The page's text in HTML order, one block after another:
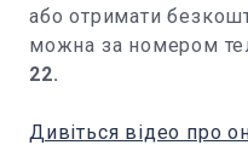
або отримати
можна за номером
22.
Дивіться відео про